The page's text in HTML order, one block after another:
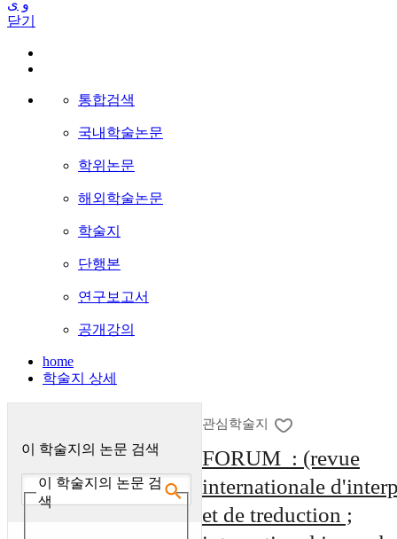
و ی
닫기
통합검색
국내학술논문
학위논문
해외학술논문
학술지
단행본
연구보고서
공개강의
home
학술지 상세
이 학술지의 논문 검색
이 학술지의 논문 검
색
관심학술지
FORUM : (revue
internationale
et de treduction ;